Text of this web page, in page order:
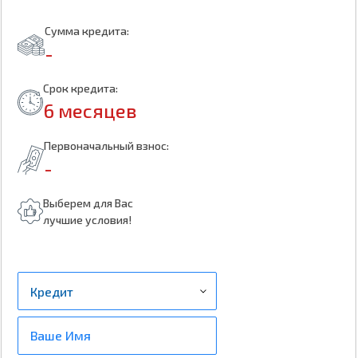
Сумма кредита:
-
Срок кредита:
6 месяцев
Первоначальный взнос:
-
Выберем для Вас
лучшие условия!